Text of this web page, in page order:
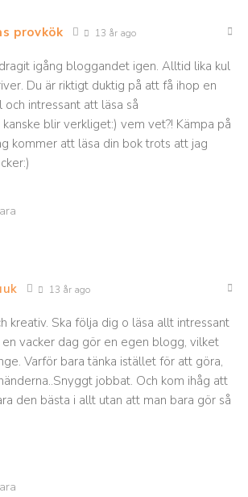
provkök 13 år ago
igång bloggandet igen. Alltid lika kul
Du är riktigt duktig på att få ihop en
intressant att läsa så
blir verkliget:) vem vet?! Kämpa på
kommer att läsa din bok trots att jag
13 år ago
kreativ. Ska följa dig o läsa allt intressant
en vacker dag gör en egen blogg, vilket
Varför bara tänka istället för att göra,
jobbat. Och kom ihåg att
den bästa i allt utan att man bara gör så